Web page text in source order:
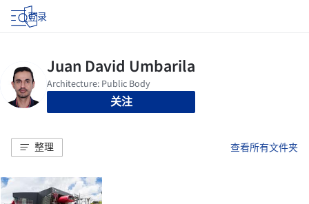
登录
关注
整理 查看所有文件夹